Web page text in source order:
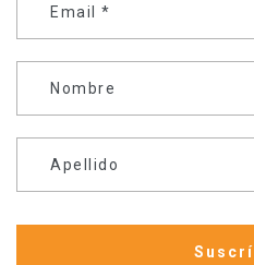
Email *
Nombre
Apellido